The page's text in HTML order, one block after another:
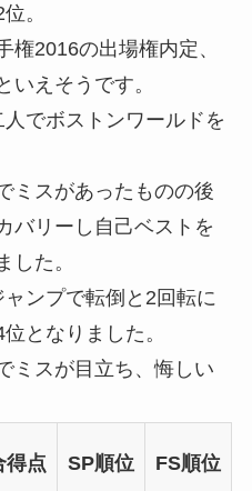
。
権2016の出場権内定、
いえそうです。
でボストンワールドを
ミスがあったものの後
バリーし自己ベストを
した。
ンプで転倒と2回転に
となりました。
ミスが目立ち、悔しい
得点 SP順位 FS順位